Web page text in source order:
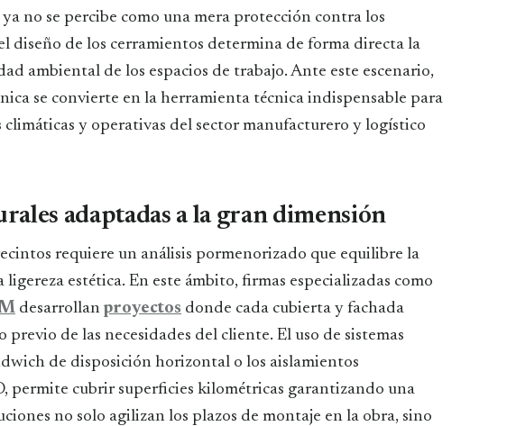
no se percibe como una mera protección contra los
diseño de los cerramientos determina de forma directa la
ambiental de los espacios de trabajo. Ante este escenario,
se convierte en la herramienta técnica indispensable para
climáticas y operativas del sector manufacturero y logístico
adaptadas a la gran dimensión
requiere un análisis pormenorizado que equilibre la
estética. En este ámbito, firmas especializadas como
desarrollan proyectos donde cada cubierta y fachada
de las necesidades del cliente. El uso de sistemas
de disposición horizontal o los aislamientos
permite cubrir superficies kilométricas garantizando una
no solo agilizan los plazos de montaje en la obra, sino